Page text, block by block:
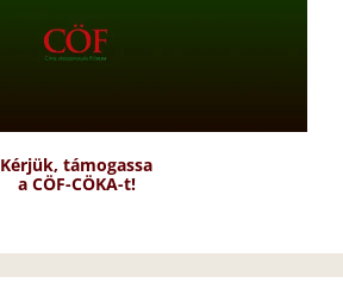
Kérjük, támogassa
a CÖF-CÖKA-t!